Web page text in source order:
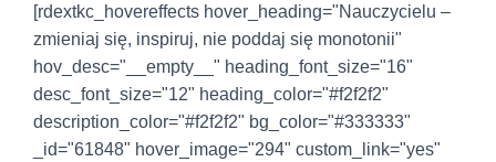
[rdextkc_hovereffects hover_heading="Nauczycielu –
zmieniaj się, inspiruj, nie poddaj się monotonii"
hov_desc="__empty__" heading_font_size="16"
desc_font_size="12" heading_color="#f2f2f2"
description_color="#f2f2f2" bg_color="#333333"
_id="61848" hover_image="294" custom_link="yes"